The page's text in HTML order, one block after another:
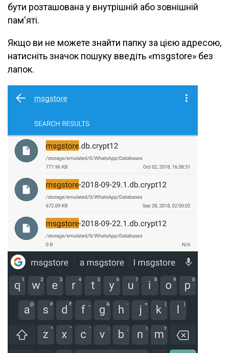
бути розташована у внутрішній або зовнішній
пам'яті.
Якщо ви не можете знайти папку за цією адресою,
натисніть значок пошуку введіть «msgstore» без
лапок.